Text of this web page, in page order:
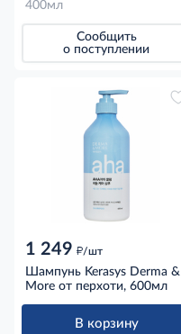
400мл
Сообщить
о поступлении
1 249 д/шт
Шампунь Kerasys Derma &
More от перхоти, 600мл
В корзину